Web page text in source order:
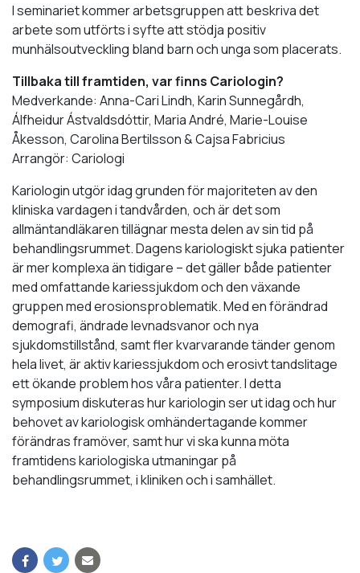
I seminariet kommer arbetsgruppen att beskriva det
arbete som utförts i syfte att stödja positiv
munhälsoutveckling bland barn och unga som placerats.
Tillbaka till framtiden, var finns Cariologin?
Medverkande: Anna-Cari Lindh, Karin Sunnegårdh,
Álfheidur Ástvaldsdóttir, Maria André, Marie-Louise
Åkesson, Carolina Bertilsson & Cajsa Fabricius
Arrangör: Cariologi
Kariologin utgör idag grunden för majoriteten av den
kliniska vardagen i tandvården, och är det som
allmäntandläkaren tillägnar mesta delen av sin tid på
behandlingsrummet. Dagens kariologiskt sjuka patienter
är mer komplexa än tidigare – det gäller både patienter
med omfattande kariessjukdom och den växande
gruppen med erosionsproblematik. Med en förändrad
demografi, ändrade levnadsvanor och nya
sjukdomstillstånd, samt fler kvarvarande tänder genom
hela livet, är aktiv kariessjukdom och erosivt tandslitage
ett ökande problem hos våra patienter. I detta
symposium diskuteras hur kariologin ser ut idag och hur
behovet av kariologisk omhändertagande kommer
förändras framöver, samt hur vi ska kunna möta
framtidens kariologiska utmaningar på
behandlingsrummet, i kliniken och i samhället.